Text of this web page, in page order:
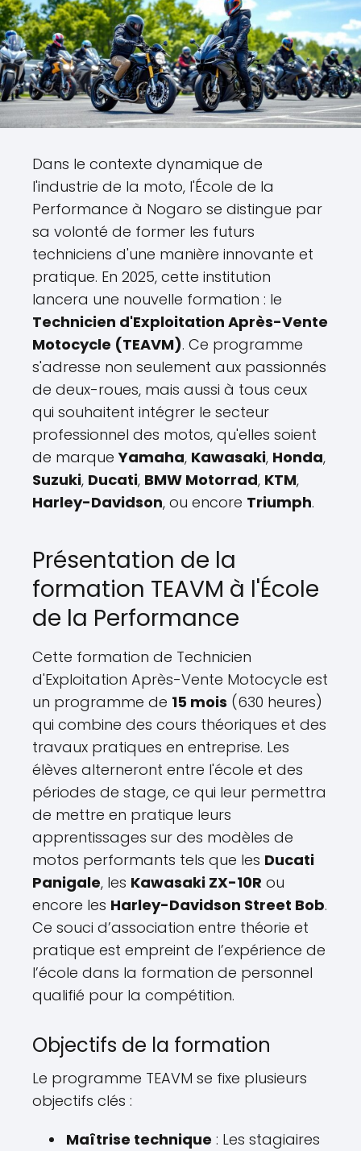
Dans le contexte dynamique de
l'industrie de la moto, l'École de la
Performance à Nogaro se distingue par
sa volonté de former les futurs
techniciens d'une manière innovante et
pratique. En 2025, cette institution
lancera une nouvelle formation : le
Technicien d'Exploitation Après-Vente
Motocycle (TEAVM). Ce programme
s'adresse non seulement aux passionnés
de deux-roues, mais aussi à tous ceux
qui souhaitent intégrer le secteur
professionnel des motos, qu'elles soient
de marqueYamaha, Kawasaki, Honda,
Suzuki, Ducati, BMW Motorrad, KTM,
Harley-Davidson, ou encore Triumph.
Présentation de la
formation TEAVM à l'École
de la Performance
Cette formation de Technicien
d'Exploitation Après-Vente Motocycle est
un programme de 15 mois (630 heures)
qui combine des cours théoriques et des
travaux pratiques en entreprise. Les
élèves alterneront entre l'école et des
périodes de stage, ce qui leur permettra
de mettre en pratique leurs
apprentissages sur des modèles de
motos performants tels que les Ducati
Panigale, les Kawasaki ZX-10R ou
encore les Harley-Davidson Street Bob.
Ce souci d’association entre théorie et
pratique est empreint de l’expérience de
l’école dans la formation de personnel
qualifié pour la compétition.
Objectifs de la formation
Le programme TEAVM se fixe plusieurs
objectifs clés :
Maîtrise technique : Les stagiaires